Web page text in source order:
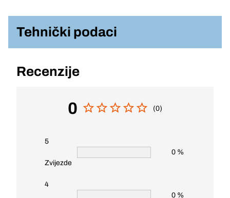
Tehnički podaci
Recenzije
0 (0)
5
Zvijezde
0 %
4
0 %